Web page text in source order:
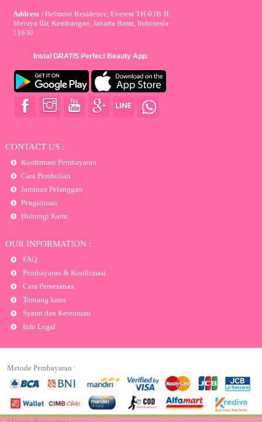
Address : Belmont Residence, Everest TH-03B JL
Meruya Ilir, Kembangan, Jakarta Barat, Indonesia
11630
Instal GRATIS Perfect Beauty App:
CONTACT US :
Konfirmasi Pembayaran
Cara Pembelian
Jaminan Pelanggan
Pengiriman
Hubungi Kami
OUR INFORMATION :
FAQ
Pembayaran & Konfirmasi
Cara Pemesanan
Tentang kami
Syarat dan Ketentuan
Info Legal
Metode Pembayaran :